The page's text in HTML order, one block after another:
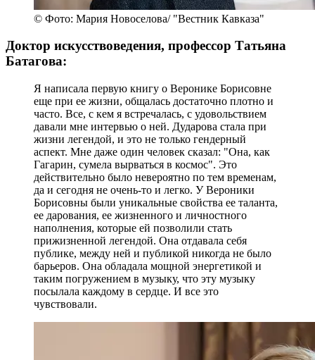
© Фото: Мария Новоселова/ "Вестник Кавказа"
Доктор искусствоведения, профессор Татьяна
Батагова:
Я написала первую книгу о Веронике Борисовне
еще при ее жизни, общалась достаточно плотно и
часто. Все, с кем я встречалась, с удовольствием
давали мне интервью о ней. Дударова стала при
жизни легендой, и это не только гендерный
аспект. Мне даже один человек сказал: "Она, как
Гагарин, сумела вырваться в космос". Это
действительно было невероятно по тем временам,
да и сегодня не очень-то и легко. У Вероники
Борисовны были уникальные свойства ее таланта,
ее дарования, ее жизненного и личностного
наполнения, которые ей позволили стать
прижизненной легендой. Она отдавала себя
публике, между ней и публикой никогда не было
барьеров. Она обладала мощной энергетикой и
таким погружением в музыку, что эту музыку
посылала каждому в сердце. И все это
чувствовали.